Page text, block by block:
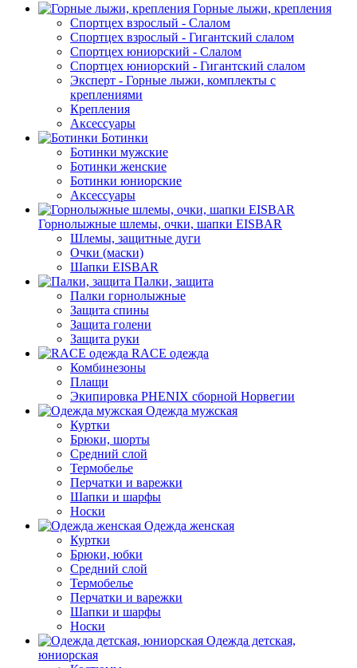
Горные лыжи, крепления
Спортцех взрослый - Слалом
Спортцех взрослый - Гигантский слалом
Спортцех юниорский - Слалом
Спортцех юниорский - Гигантский слалом
Эксперт - Горные лыжи, комплекты с
креплениями
Крепления
Аксессуары
Ботинки
Ботинки мужские
Ботинки женские
Ботинки юниорские
Аксессуары
Горнолыжные шлемы, очки, шапки EISBAR
Шлемы, защитные дуги
Очки (маски)
Шапки EISBAR
Палки, защита
Палки горнолыжные
Защита спины
Защита голени
Защита руки
RACE одежда
Комбинезоны
Плащи
Экипировка PHENIX сборной Норвегии
Одежда мужская
Куртки
Брюки, шорты
Средний слой
Термобелье
Перчатки и варежки
Шапки и шарфы
Носки
Одежда женская
Куртки
Брюки, юбки
Средний слой
Термобелье
Перчатки и варежки
Шапки и шарфы
Носки
Одежда детская,
юниорская